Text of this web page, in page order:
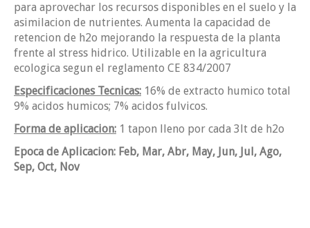
para aprovechar los recursos disponibles en el suelo y la
asimilacion de nutrientes. Aumenta la capacidad de
retencion de h2o mejorando la respuesta de la planta
frente al stress hidrico. Utilizable en la agricultura
ecologica segun el reglamento CE 834/2007
Especificaciones Tecnicas: 16% de extracto humico total
9% acidos humicos; 7% acidos fulvicos.
Forma de aplicacion: 1 tapon lleno por cada 3lt de h2o
Epoca de Aplicacion: Feb, Mar, Abr, May, Jun, Jul, Ago,
Sep, Oct, Nov